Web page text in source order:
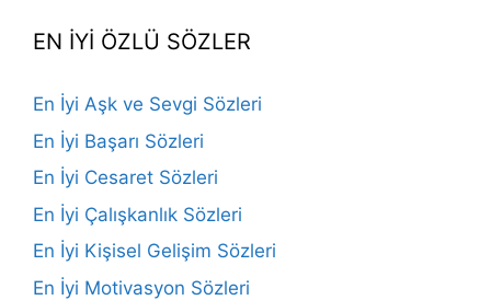
EN İYİ ÖZLÜ SÖZLER
En İyi Aşk ve Sevgi Sözleri
En İyi Başarı Sözleri
En İyi Cesaret Sözleri
En İyi Çalışkanlık Sözleri
En İyi Kişisel Gelişim Sözleri
En İyi Motivasyon Sözleri